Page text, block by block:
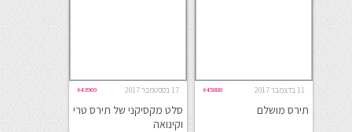
11 בדצמבר 2017 #45888
תירס מושלם
17 בספטמבר 2017 #43969
סלט מקסיקני של תירס טרי
וקינואה